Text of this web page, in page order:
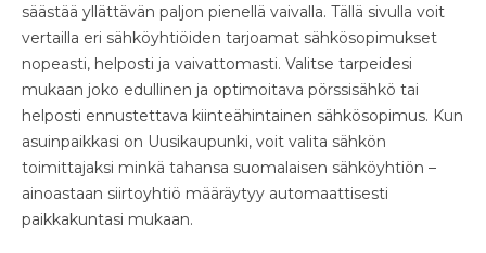
säästää yllättävän paljon pienellä vaivalla. Tällä sivulla voit
vertailla eri sähköyhtiöiden tarjoamat sähkösopimukset
nopeasti, helposti ja vaivattomasti. Valitse tarpeidesi
mukaan joko edullinen ja optimoitava pörssisähkö tai
helposti ennustettava kiinteähintainen sähkösopimus. Kun
asuinpaikkasi on Uusikaupunki, voit valita sähkön
toimittajaksi minkä tahansa suomalaisen sähköyhtiön –
ainoastaan siirtoyhtiö määräytyy automaattisesti
paikkakuntasi mukaan.